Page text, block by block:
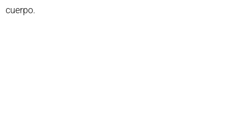
cuerpo.